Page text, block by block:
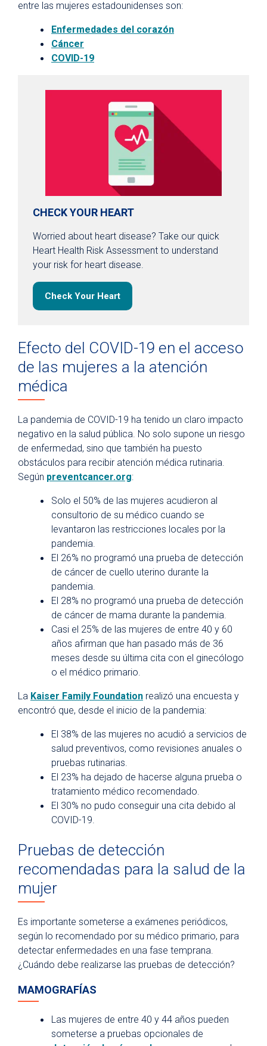
entre las mujeres estadounidenses son:
Enfermedades del corazón
Cáncer
COVID-19
CHECK YOUR HEART
Worried about heart disease? Take our quick
Heart Health Risk Assessment to understand
your risk for heart disease.
Check Your Heart
Efecto del COVID-19 en el acceso
de las mujeres a la atención
médica
La pandemia de COVID-19 ha tenido un claro impacto
negativo en la salud pública. No solo supone un riesgo
de enfermedad, sino que también ha puesto
obstáculos para recibir atención médica rutinaria.
Según preventcancer.org:
Solo el 50% de las mujeres acudieron al
consultorio de su médico cuando se
levantaron las restricciones locales por la
pandemia.
El 26% no programó una prueba de detección
de cáncer de cuello uterino durante la
pandemia.
El 28% no programó una prueba de detección
de cáncer de mama durante la pandemia.
Casi el 25% de las mujeres de entre 40 y 60
años afirman que han pasado más de 36
meses desde su última cita con el ginecólogo
o el médico primario.
La Kaiser Family Foundation realizó una encuesta y
encontró que, desde el inicio de la pandemia:
El 38% de las mujeres no acudió a servicios de
salud preventivos, como revisiones anuales o
pruebas rutinarias.
El 23% ha dejado de hacerse alguna prueba o
tratamiento médico recomendado.
El 30% no pudo conseguir una cita debido al
COVID-19.
Pruebas de detección
recomendadas para la salud de la
mujer
Es importante someterse a exámenes periódicos,
según lo recomendado por su médico primario, para
detectar enfermedades en una fase temprana.
¿Cuándo debe realizarse las pruebas de detección?
MAMOGRAFÍAS
Las mujeres de entre 40 y 44 años pueden
someterse a pruebas opcionales de